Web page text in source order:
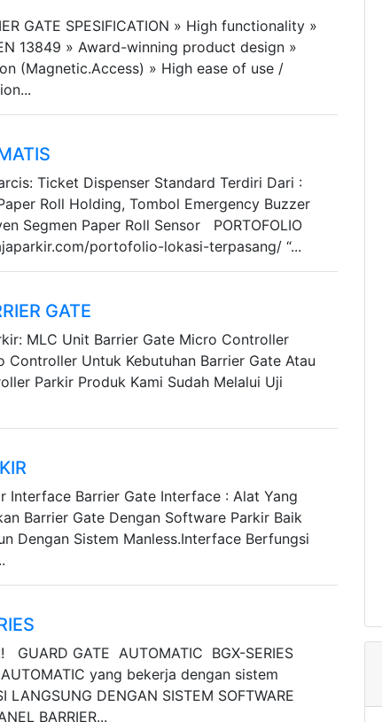
GATE SPESIFICATION » High functionality »
13849 » Award-winning product design »
(Magnetic.Access) » High ease of use /
Ticket Dispenser Standard Terdiri Dari :
Roll Holding, Tombol Emergency Buzzer
Segmen Paper Roll Sensor PORTOFOLIO
portofolio-lokasi-terpasang/ “...
GATE
MLC Unit Barrier Gate Micro Controller
Controller Untuk Kebutuhan Barrier Gate Atau
Parkir Produk Kami Sudah Melalui Uji
Interface Barrier Gate Interface : Alat Yang
Barrier Gate Dengan Software Parkir Baik
Dengan Sistem Manless.Interface Berfungsi
GUARD GATE AUTOMATIC BGX-SERIES
yang bekerja dengan sistem
LANGSUNG DENGAN SISTEM SOFTWARE
BARRIER...